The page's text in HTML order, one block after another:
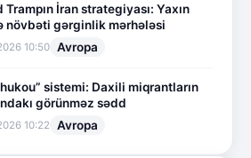
Trampın İran strategiyası: Yaxın
növbəti gərginlik mərhələsi
10:50 Avropa
sistemi: Daxili miqrantların
görünməz sədd
10:22 Avropa